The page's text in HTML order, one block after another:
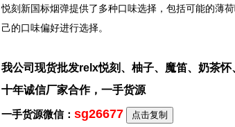
悦刻新国标烟弹提供了多种口味选择，包括可能的薄
己的口味偏好进行选择。
我公司现货批发relx悦刻、柚子、魔笛、奶茶怀
十年诚信厂家合作，一手货源
一手货源微信： sg26677 点击复制